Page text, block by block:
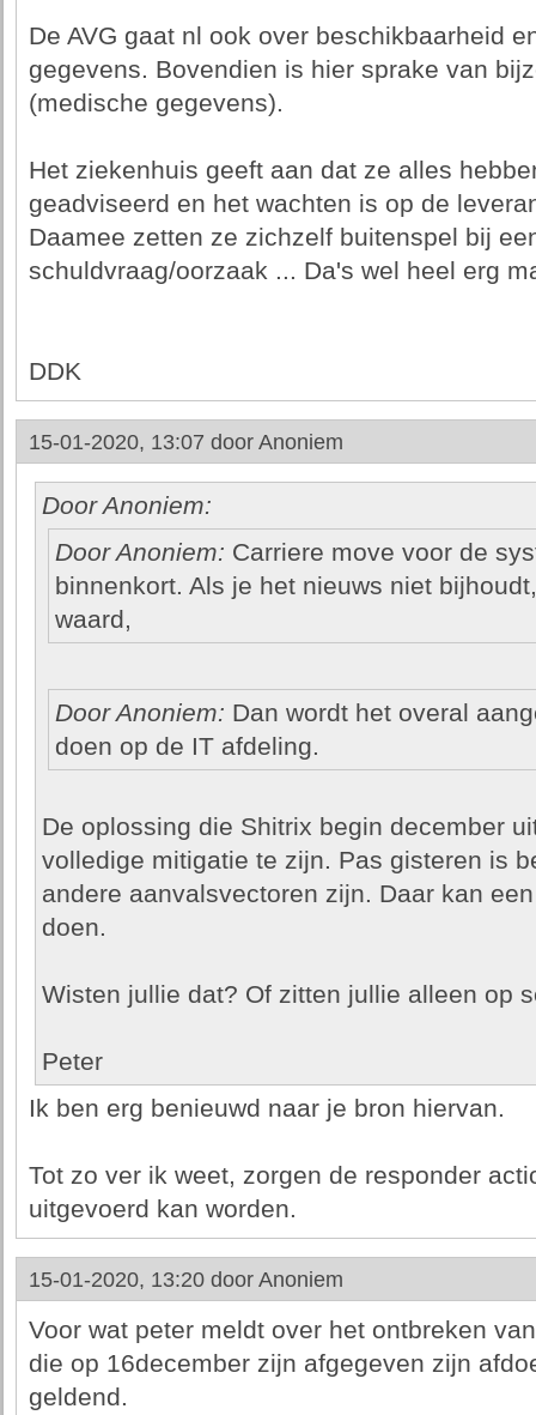
De AVG gaat nl ook over beschikbaarheid
gegevens. Bovendien is hier sprake van
(medische gegevens).
Het ziekenhuis geeft aan dat ze alles
geadviseerd en het wachten is op de
Daamee zetten ze zichzelf buitenspel bij
schuldvraag/oorzaak ... Da's wel heel erg
DDK
15-01-2020, 13:07 door Anoniem
Door Anoniem:
Door Anoniem: Carriere move voor de
binnenkort. Als je het nieuws niet
waard,
Door Anoniem: Dan wordt het overal
doen op de IT afdeling.
De oplossing die Shitrix begin december
volledige mitigatie te zijn. Pas gisteren is
andere aanvalsvectoren zijn. Daar kan
doen.
Wisten jullie dat? Of zitten jullie alleen op
Peter
Ik ben erg benieuwd naar je bron hiervan.
Tot zo ver ik weet, zorgen de responder
uitgevoerd kan worden.
15-01-2020, 13:20 door Anoniem
Voor wat peter meldt over het ontbreken
die op 16december zijn afgegeven zijn
geldend.